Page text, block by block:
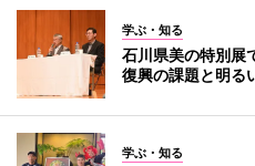
学ぶ・知る
石川県美の特別
復興の課題と明る
学ぶ・知る